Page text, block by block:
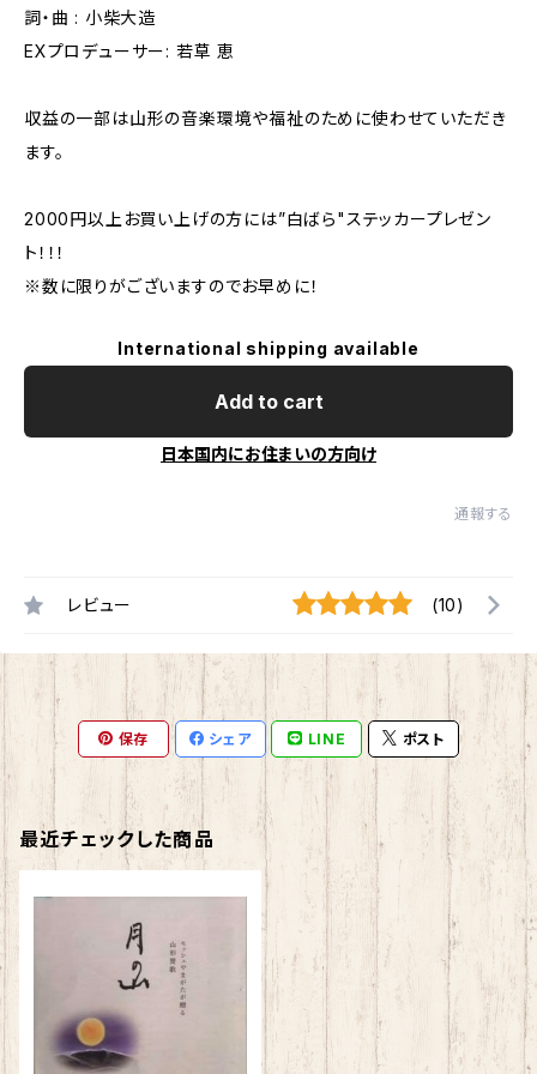
詞・曲 : 小柴大造
EXプロデューサー: 若草 恵
収益の一部は山形の音楽環境や福祉のために使わせていただき
ます。
2000円以上お買い上げの方には”白ばら"ステッカープレゼン
ト！！！
※数に限りがございますのでお早めに！
International shipping available
Add to cart
日本国内にお住まいの方向け
通報する
レビュー (10)
保存 シェア LINE ポスト
最近チェックした商品